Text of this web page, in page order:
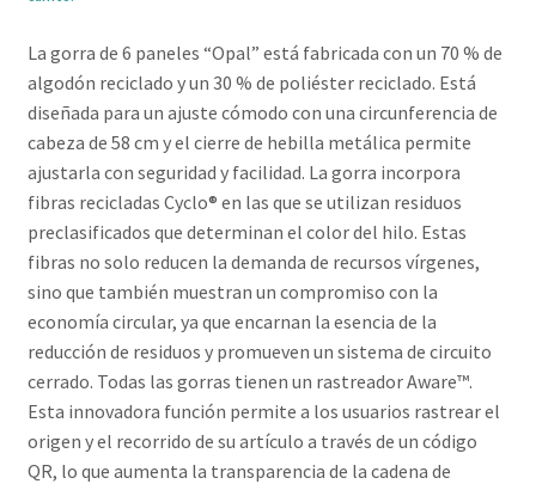
La gorra de 6 paneles “Opal” está fabricada con un 70 % de
algodón reciclado y un 30 % de poliéster reciclado. Está
diseñada para un ajuste cómodo con una circunferencia de
cabeza de 58 cm y el cierre de hebilla metálica permite
ajustarla con seguridad y facilidad. La gorra incorpora
fibras recicladas Cyclo® en las que se utilizan residuos
preclasificados que determinan el color del hilo. Estas
fibras no solo reducen la demanda de recursos vírgenes,
sino que también muestran un compromiso con la
economía circular, ya que encarnan la esencia de la
reducción de residuos y promueven un sistema de circuito
cerrado. Todas las gorras tienen un rastreador Aware™.
Esta innovadora función permite a los usuarios rastrear el
origen y el recorrido de su artículo a través de un código
QR, lo que aumenta la transparencia de la cadena de